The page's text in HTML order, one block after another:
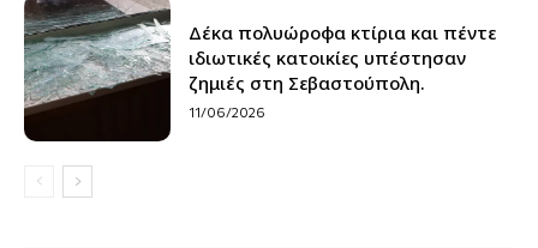
Δέκα πολυώροφα κτίρια και πέντε
ιδιωτικές κατοικίες υπέστησαν
ζημιές στη Σεβαστούπολη.
11/06/2026